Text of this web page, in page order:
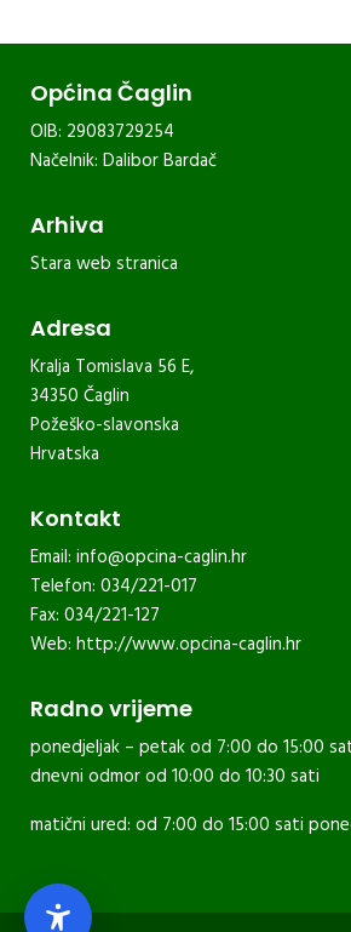
Općina Čaglin
OIB: 29083729254
Načelnik: Dalibor Bardač
Arhiva
Stara web stranica
Adresa
Kralja Tomislava 56 E,
34350 Čaglin
Požeško-slavonska
Hrvatska
Kontakt
Email: info@opcina-caglin.hr
Telefon: 034/221-017
Fax: 034/221-127
Web: http://www.opcina-caglin.hr
Radno vrijeme
ponedjeljak – petak od 7:00 do 15:00
dnevni odmor od 10:00 do 10:30 sati
matični ured: od 7:00 do 15:00 sati